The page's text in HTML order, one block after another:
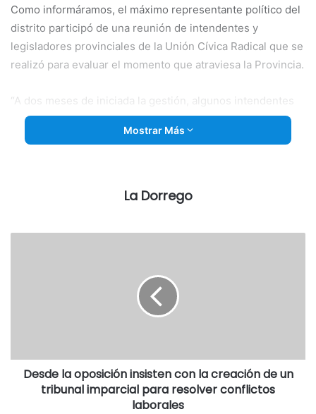
Como informáramos, el máximo representante político del
distrito participó de una reunión de intendentes y
legisladores provinciales de la Unión Cívica Radical que se
realizó para evaluar el momento que atraviesa la Provincia.
“A dos meses de iniciada la gestión, algunos intendentes
ya usaron los recursos destinados a algunas partidas de
insumos que preveían gastar antes de mitad de año. De
Mostrar Más
La Dorrego
Desde la oposición insisten con la creación de un
tribunal imparcial para resolver conflictos
laborales